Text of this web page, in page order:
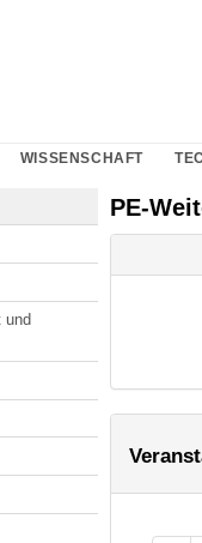
WISSENSCHAFT
und
PE-